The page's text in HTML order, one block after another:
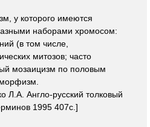
у которого имеются
наборами хромосом:
(в том числе,
митозов; часто
мозаицизм по половым
Л.А. Англо-русский толковый
1995 407с.]